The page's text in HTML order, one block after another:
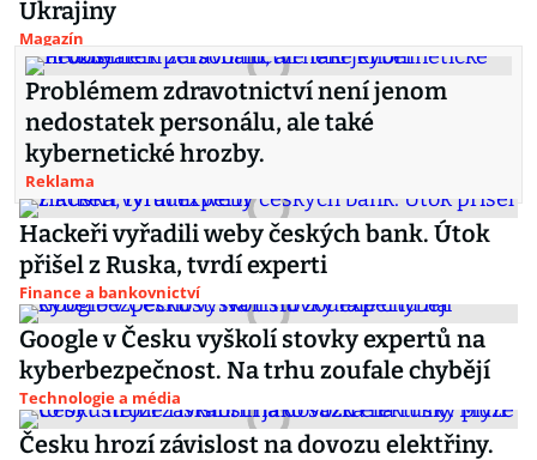
Ukrajiny
Magazín
Problémem zdravotnictví není jenom
nedostatek personálu, ale také
kybernetické hrozby.
Reklama
Hackeři vyřadili weby českých bank. Útok
přišel z Ruska, tvrdí experti
Finance a bankovnictví
Google v Česku vyškolí stovky expertů na
kyberbezpečnost. Na trhu zoufale chybějí
Technologie a média
Česku hrozí závislost na dovozu elektřiny.